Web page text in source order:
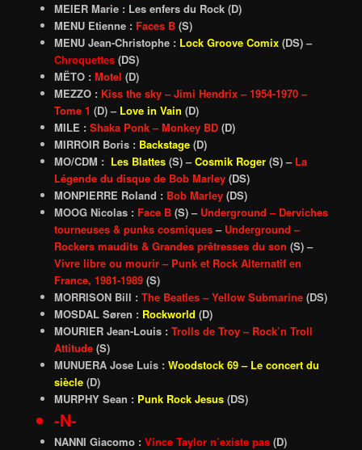
MEIER Marie : Les enfers du Rock (D)
MENU Etienne : Faces B(S)
MENU Jean-Christophe : Lock Groove Comix(DS) –
Chroquettes (DS)
MËTO : Motel (D)
MEZZO : Kiss the sky – Jimi Hendrix – 1954-1970 –
Tome 1 (D) – Love in Vain (D)
MILE : Shaka Ponk – Monkey BD(D)
MIRROIR Boris : Backstage(D)
MO/CDM : Les Blattes(S) –Cosmik Roger(S) – La
Légende du disque de Bob Marley(DS)
MONPIERRE Roland : Bob Marley(DS)
MOOG Nicolas : Face B(S)– Underground – Derviches
tourneuses & punks cosmiques– Underground –
Rockers maudits & Grandes prêtresses du son (S) –
Vivre libre ou mourir – Punk et Rock Alternatif en
France, 1981-1989(S)
MORRISON Bill : The Beatles – Yellow Submarine(DS)
MOSDAL Søren : Rockworld (D)
MOURIER Jean-Louis : Trolls de Troy – Rock’n Troll
Attitude(S)
MUNUERA Jose Luis : Woodstock 69 – Le concert du
siècle(D)
MURPHY Sean : Punk Rock Jesus(DS)
-N-
NANNI Giacomo : Vince Taylor n’existe pas (D)